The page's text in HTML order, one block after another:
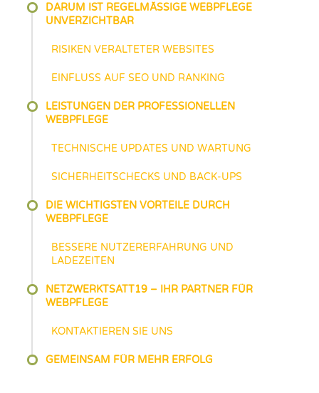
DARUM IST REGELMÄSSIGE WEBPFLEGE U
NVERZICHTBAR
RISIKEN VERALTETER WEBSITES
EINFLUSS AUF SEO UND RANKING
LEISTUNGEN DER PROFESSIONELLEN
WEBPFLEGE
TECHNISCHE UPDATES UND WARTUNG
SICHERHEITSCHECKS UND BACK-UPS
DIE WICHTIGSTEN VORTEILE DURCH
WEBPFLEGE
BESSERE NUTZERERFAHRUNG UND
LADEZEITEN
NETZWERKTSATT19 – IHR PARTNER FÜR
WEBPFLEGE
KONTAKTIEREN SIE UNS
GEMEINSAM FÜR MEHR ERFOLG